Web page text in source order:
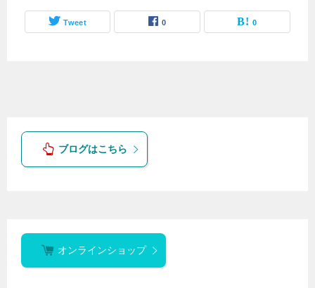
Tweet 0 0
ブログはこちら
オンラインショップ